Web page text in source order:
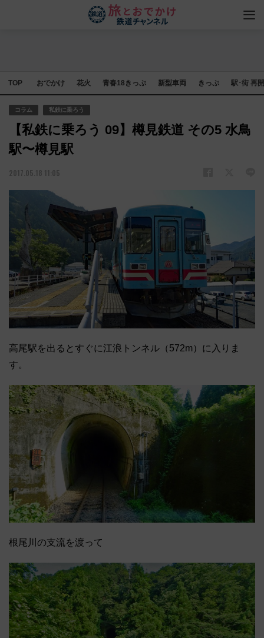
TOP おでかけ 花火 青春18きっぷ 新型車両 きっぷ 駅･街 再
コラム 私鉄に乗ろう
【私鉄に乗ろう 09】樽見鉄道 その5 水鳥
駅〜樽見駅
2017.05.18 11:05
高尾駅を出るとすぐに江浪トンネル（572m）に入りま
す。
根尾川の支流を渡って